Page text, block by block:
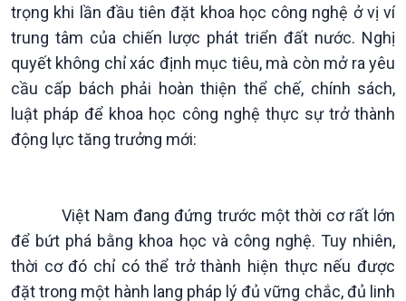
Đảng trong cuộc sống
Nhận diện sự thật
Pháp luật và đời sống
Biên cương - Một dải vững
bền
Tin Kinh tế
Trước giờ mở cửa
Dòng chảy Kinh tế
Tin Nông nghiệp & Biển
đảo
Mùa vàng
Biển đảo Việt Nam
trọng khi lần đầu tiên đặt khoa học công nghệ ở vị ví
trung tâm của chiến lược phát triển đất nước. Nghị
quyết không chỉ xác định mục tiêu, mà còn mở ra yêu
cầu cấp bách phải hoàn thiện thể chế, chính sách,
luật pháp để khoa học công nghệ thực sự trở thành
động lực tăng trưởng mới:
Việt Nam đang đứng trước một thời cơ rất lớn
để bứt phá bằng khoa học và công nghệ. Tuy nhiên,
thời cơ đó chỉ có thể trở thành hiện thực nếu được
đặt trong một hành lang pháp lý đủ vững chắc, đủ linh